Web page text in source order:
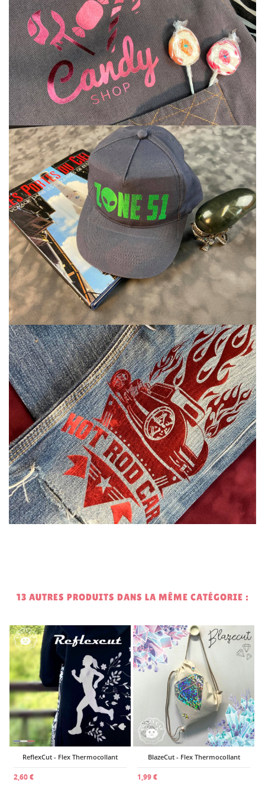
13 AUTRES PRODUITS DANS LA MÊME CATÉGORIE :
ReflexCut - Flex Thermocollant
2,60 €
BlazeCut - Flex Thermocollant
1,99 €